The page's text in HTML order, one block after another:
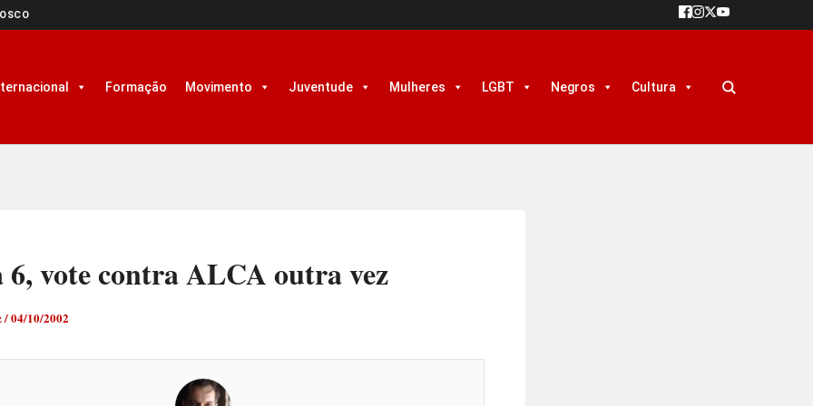
Formação Movimento Juventude Mulheres LGBT Negros Cultura
6, vote contra ALCA outra vez
/04/10/2002